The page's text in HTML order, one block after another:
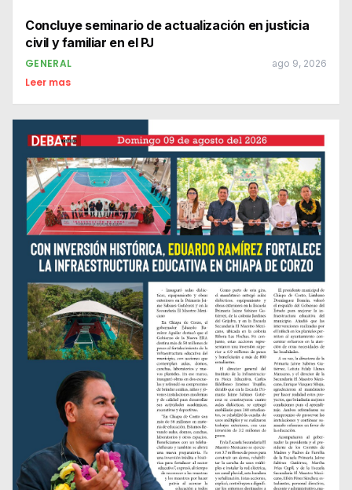
Concluye seminario de actualización en justicia
civil y familiar en el PJ
GENERAL ago 9, 2026
Leer mas